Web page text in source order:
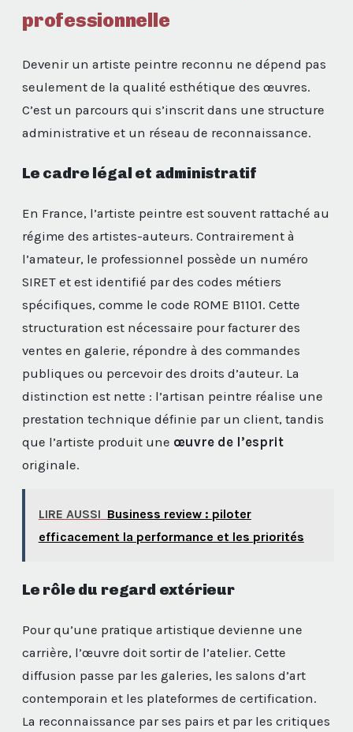
professionnelle
Devenir un artiste peintre reconnu ne dépend pas
seulement de la qualité esthétique des œuvres.
C’est un parcours qui s’inscrit dans une structure
administrative et un réseau de reconnaissance.
Le cadre légal et administratif
En France, l’artiste peintre est souvent rattaché au
régime des artistes-auteurs. Contrairement à
l’amateur, le professionnel possède un numéro
SIRET et est identifié par des codes métiers
spécifiques, comme le code ROME B1101. Cette
structuration est nécessaire pour facturer des
ventes en galerie, répondre à des commandes
publiques ou percevoir des droits d’auteur. La
distinction est nette : l’artisan peintre réalise une
prestation technique définie par un client, tandis
que l’artiste produit une œuvre de l’esprit
originale.
LIRE AUSSI Business review : piloter
efficacement la performance et les priorités
Le rôle du regard extérieur
Pour qu’une pratique artistique devienne une
carrière, l’œuvre doit sortir de l’atelier. Cette
diffusion passe par les galeries, les salons d’art
contemporain et les plateformes de certification.
La reconnaissance par ses pairs et par les critiques